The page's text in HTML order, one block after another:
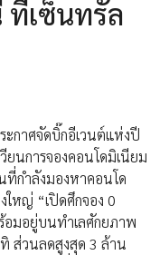
ที่เซ็นทรัล
กาศจัดบิ๊กอีเวนต์แห่งปี
วียนการจองคอนโดมิเนียม
ที่กำลังมองหาคอนโด
หญ่ “เปิดศึกจอง 0
อมอยู่บนทำเลศักยภาพ
ส่วนลดสูงสุด 3 ล้าน